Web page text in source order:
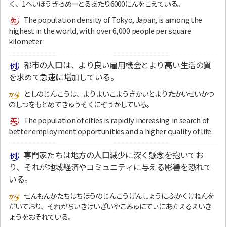
く、1へいほうきろめーとるあたり6000にんをこえている。
The population density of Tokyo, Japan, is among the
highest in the world, with over 6,000 people per square
kilometer.
都市の人口は、より良い雇用機会とより高い生活の質
を求めて急速に増加している。
としのじんこうは、よりよいこようきかいとよりたかいせいかつ
のしつをもとめてきゅうそくにぞうかしている。
The population of cities is rapidly increasing in search of
better employment opportunities and a higher quality of life.
専門家たちは地方の人口減少に深く懸念を抱いてお
り、それが地域経済やコミュニティに与える影響を恐れて
いる。
せんもんかたちはちほうのじんこうげんしょうにふかくけねんを
だいており、それがちいきけいざいやこみゅにてぃにあたえるえいき
ょうをおそれている。